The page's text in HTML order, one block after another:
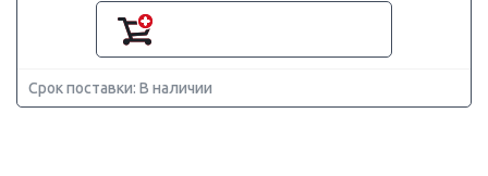
Срок поставки: В наличии